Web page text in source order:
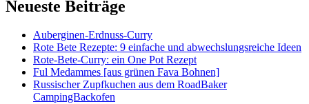
Neueste Beiträge
Auberginen-Erdnuss-Curry
Rote Bete Rezepte: 9 einfache und abwechslungsreiche Ideen
Rote-Bete-Curry: ein One Pot Rezept
Ful Medammes [aus grünen Fava Bohnen]
Russischer Zupfkuchen aus dem RoadBaker
CampingBackofen